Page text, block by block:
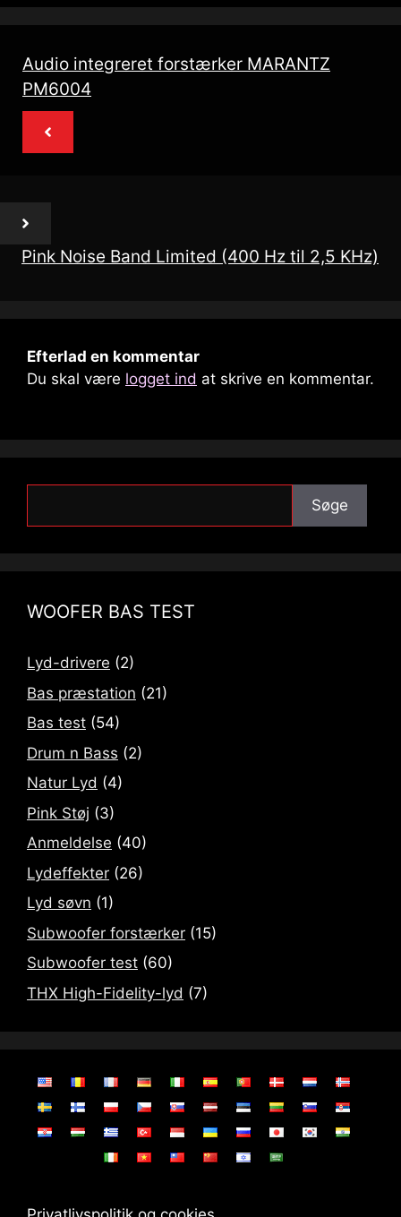
Audio integreret forstærker MARANTZ
PM6004
Pink Noise Band Limited (400 Hz til 2,5 KHz)
Efterlad en kommentar
Du skal være logget ind at skrive en kommentar.
Søge
WOOFER BAS TEST
Lyd-drivere (2)
Bas præstation (21)
Bas test (54)
Drum n Bass (2)
Natur Lyd (4)
Pink Støj (3)
Anmeldelse (40)
Lydeffekter (26)
Lyd søvn (1)
Subwoofer forstærker (15)
Subwoofer test (60)
THX High-Fidelity-lyd (7)